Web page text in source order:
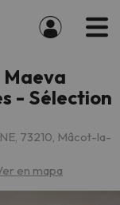
Maeva
- Sélection
73210, Mâcot-la-
en mapa